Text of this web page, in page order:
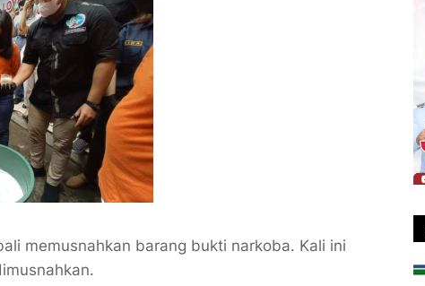
memusnahkan barang bukti narkoba. Kali ini